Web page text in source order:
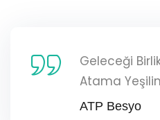
Geleceği
Atama
ATP Besyo